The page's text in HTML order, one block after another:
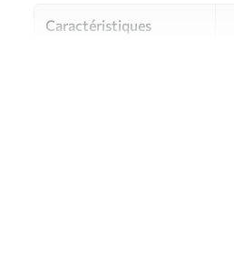
Caractéristiques